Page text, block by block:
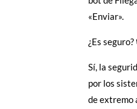
«Enviar».
¿Es seguro?
Sí, la
por los
de extremo